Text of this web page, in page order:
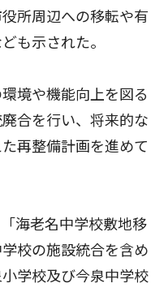
所周辺への移転や有
も示された。
境や機能向上を図る
合を行い、将来的な
再整備計画を進めて
海老名中学校敷地移
校の施設統合を含め
学校及び今泉中学校